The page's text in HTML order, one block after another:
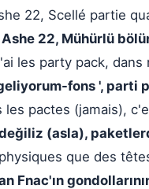
22, Scellé partie
22, Mühürlü
les party pack,
fons ', parti
les pactes (jamais),
(asla),
que des
Fnac'ın